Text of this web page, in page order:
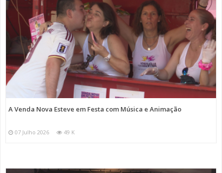
A Venda Nova Esteve em Festa com Música e Animação
07 Julho 2026 49 K